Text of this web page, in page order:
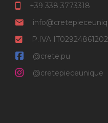
+39 338 3773318
P.IVA IT02924861202
@crete.pu
@cretepieceunique